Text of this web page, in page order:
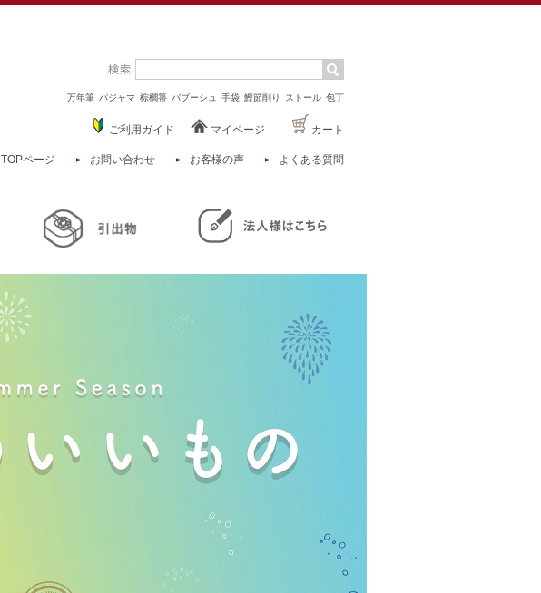
万年筆 パジャマ 棕櫚箒 バブーシュ 手袋 鰹節削り ストール 包丁
ご利用ガイド マイページ カート
TOPページ お問い合わせ お客様の声 よくある質問